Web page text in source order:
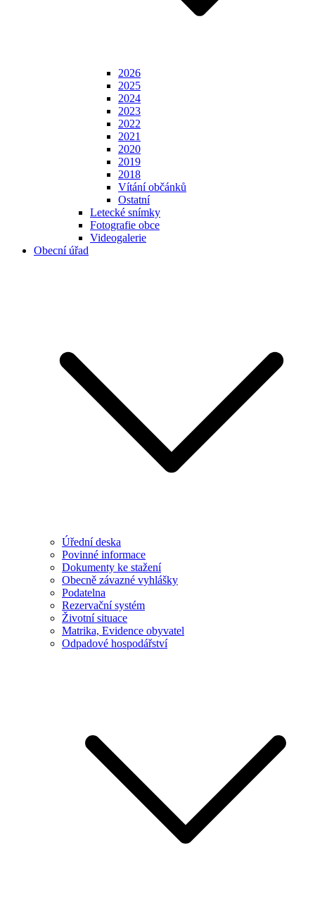
2026
2025
2024
2023
2022
2021
2020
2019
2018
Vítání občánků
Ostatní
Letecké snímky
Fotografie obce
Videogalerie
Obecní úřad
Úřední deska
Povinné informace
Dokumenty ke stažení
Obecně závazné vyhlášky
Podatelna
Rezervační systém
Životní situace
Matrika, Evidence obyvatel
Odpadové hospodářství